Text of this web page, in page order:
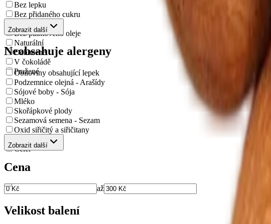
Bez lepku
Bez přidaného cukru
Bez palmového oleje
Naturální
Ochucené
V čokoládě
Pražené
Zobrazit další
Neobsahuje alergeny
Obiloviny obsahující lepek
Podzemnice olejná - Arašídy
Sójové boby - Sója
Mléko
Skořápkové plody
Sezamová semena - Sezam
Oxid siřičitý a siřičitany
Celer
Zobrazit další
Cena
až
Velikost balení